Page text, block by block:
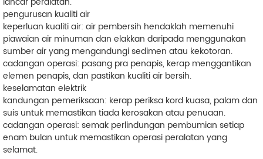
pengurusan kualiti air
keperluan kualiti air: air pembersih hendaklah memenuhi
piawaian air minuman dan elakkan daripada menggunakan
sumber air yang mengandungi sedimen atau kekotoran.
cadangan operasi: pasang pra penapis, kerap menggantikan
elemen penapis, dan pastikan kualiti air bersih.
keselamatan elektrik
kandungan pemeriksaan: kerap periksa kord kuasa, palam dan
suis untuk memastikan tiada kerosakan atau penuaan.
cadangan operasi: semak perlindungan pembumian setiap
enam bulan untuk memastikan operasi peralatan yang
selamat.